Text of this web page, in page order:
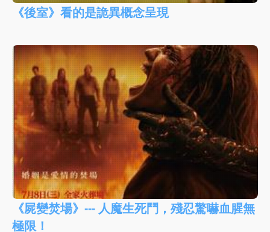
《後室》看的是詭異概念呈現
《屍變焚場》--- 人魔生死鬥，殘忍驚嚇血腥無
極限！